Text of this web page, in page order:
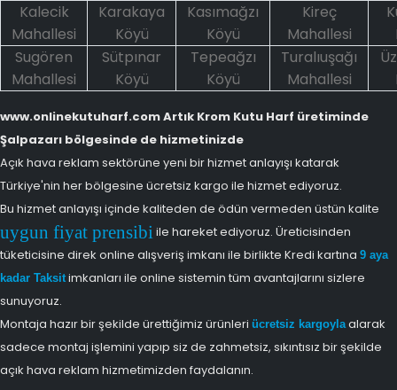
Kalecik
Mahallesi
Karakaya
Köyü
Kasımağzı
Köyü
Kireç
Mahallesi
Sugören
Mahallesi
Sütpınar
Köyü
Tepeağzı
Köyü
Turalıuşağı
Mahallesi
www.onlinekutuharf.com Artık Krom Kutu Harf üretiminde
Şalpazarı bölgesinde de hizmetinizde
Açık hava reklam sektörüne yeni bir hizmet anlayışı katarak
Türkiye'nin her bölgesine ücretsiz kargo ile hizmet ediyoruz.
Bu hizmet anlayışı içinde kaliteden de ödün vermeden üstün kalite
uygun fiyat prensibi ile hareket ediyoruz. Üreticisinden
tüketicisine direk online alışveriş imkanı ile birlikte Kredi kartına 9 aya
kadar Taksitimkanları ile online sistemin tüm avantajlarını sizlere
sunuyoruz.
Montaja hazır bir şekilde ürettiğimiz ürünleri ücretsiz kargoylaalarak
sadece montaj işlemini yapıp siz de zahmetsiz, sıkıntısız bir şekilde
açık hava reklam hizmetimizden faydalanın.